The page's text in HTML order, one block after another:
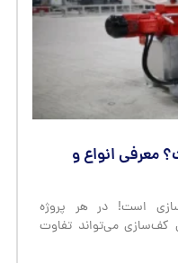
انواع و
است! در هر پروژه
کف‌سازی می‌تواند تفاوت